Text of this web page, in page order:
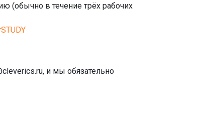
(обычно в течение трёх рабочих
и мы обязательно